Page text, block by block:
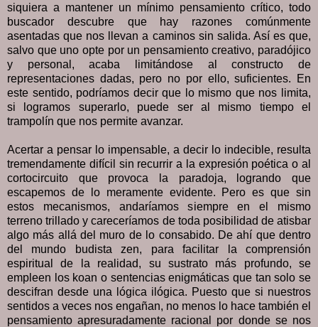
siquiera a mantener un mínimo pensamiento crítico, todo
buscador descubre que hay razones comúnmente
asentadas que nos llevan a caminos sin salida. Así es que,
salvo que uno opte por un pensamiento creativo, paradójico
y personal, acaba limitándose al constructo de
representaciones dadas, pero no por ello, suficientes. En
este sentido, podríamos decir que lo mismo que nos limita,
si logramos superarlo, puede ser al mismo tiempo el
trampolín que nos permite avanzar.
Acertar a pensar lo impensable, a decir lo indecible, resulta
tremendamente difícil sin recurrir a la expresión poética o al
cortocircuito que provoca la paradoja, logrando que
escapemos de lo meramente evidente. Pero es que sin
estos mecanismos, andaríamos siempre en el mismo
terreno trillado y careceríamos de toda posibilidad de atisbar
algo más allá del muro de lo consabido. De ahí que dentro
del mundo budista zen, para facilitar la comprensión
espiritual de la realidad, su sustrato más profundo, se
empleen los koan o sentencias enigmáticas que tan solo se
descifran desde una lógica ilógica. Puesto que si nuestros
sentidos a veces nos engañan, no menos lo hace también el
pensamiento apresuradamente racional por donde se nos